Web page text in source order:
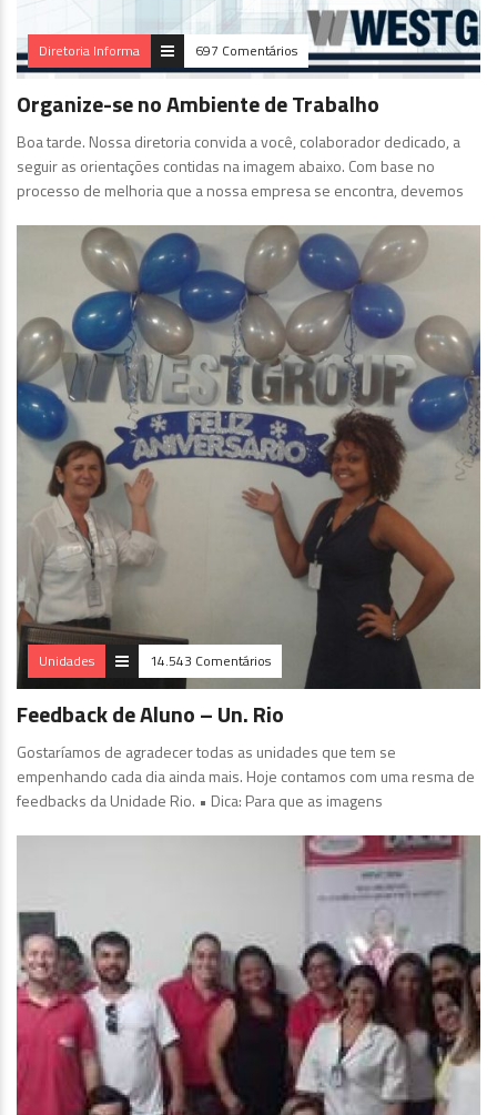
Diretoria Informa 697 Comentários
Organize-se no Ambiente de Trabalho
Boa tarde. Nossa diretoria convida a você, colaborador dedicado, a
seguir as orientações contidas na imagem abaixo. Com base no
processo de melhoria que a nossa empresa se encontra, devemos
Unidades 14.543 Comentários
Feedback de Aluno – Un. Rio
Gostaríamos de agradecer todas as unidades que tem se
empenhando cada dia ainda mais. Hoje contamos com uma resma de
feedbacks da Unidade Rio. • Dica: Para que as imagens